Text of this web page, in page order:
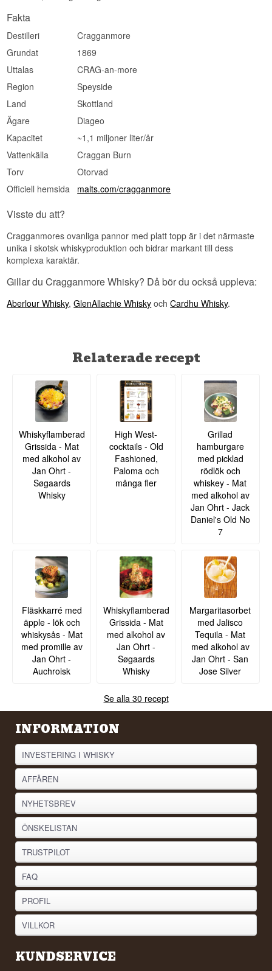
att behöva ta de dåliga vägarna.
Se hela vårt sortiment av
Lyssna på vår podd:
ABV: 40 %
EAN nr.: 5000281005430
Smakprofil
Mjuk · Maltig · Honung · Örtig · Komplex
Visste du att?
fortfarande kondenserar i worm tubs. De stora
träkaren med spiralrör står utomhus bakom
destilleriet, och byts de mot moderna
kondensorer ändrar whiskyn karaktär — ett av de
mest konkreta exemplen på hur utrustning formar
smak.
Se hela vårt sortiment av
Fakta
Destilleri
Cragganmore
Grundat
1869
Uttalas
CRAG-an-more
Region
Speyside
Land
Skottland
Ägare
Diageo
Kapacitet
~1,1 miljoner liter/år
Vattenkälla
Craggan Burn
Torv
Otorvad
Officiell hemsida
malts.com/cragganmore
Visste du att?
Cragganmores ovanliga pannor med platt topp är i det närmaste
unika i skotsk whiskyproduktion och bidrar markant till dess
komplexa karaktär.
Gillar du Cragganmore Whisky? Då bör du också uppleva:
Aberlour Whisky,GlenAllachie Whisky ochCardhu Whisky.
Relaterade recept
Whiskyflamberad
Grissida - Mat
med alkohol av
Jan Ohrt -
Søgaards
Whisky
High West-
cocktails - Old
Fashioned,
Paloma och
många fler
Grillad
hamburgare
med picklad
rödlök och
whiskey - Mat
med alkohol av
Jan Ohrt - Jack
Daniel's Old No
7
Fläskkarré med
äpple - lök och
whiskysås - Mat
med promille av
Jan Ohrt -
Auchroisk
Whiskyflamberad
Grissida - Mat
med alkohol av
Jan Ohrt -
Søgaards
Whisky
Margaritasorbet
med Jalisco
Tequila - Mat
med alkohol av
Jan Ohrt - San
Jose Silver
Se alla 30 recept
INFORMATION
INVESTERING I WHISKY
AFFÄREN
NYHETSBREV
ÖNSKELISTAN
TRUSTPILOT
FAQ
PROFIL
VILLKOR
KUNDSERVICE